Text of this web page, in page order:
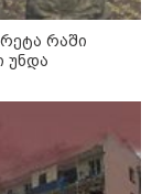
სააგენტოს
აგვისტოს
რაში
უნდა